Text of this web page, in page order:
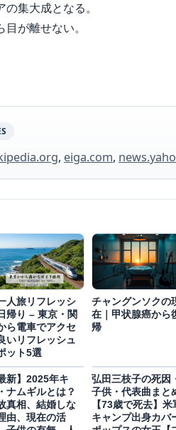
集大成となる。
が離せない。
, eiga.com,
人旅リフレッシ
帰り – 東京・関
ら電車でアクセ
いリフレッシュ
ット5選
チャングンソクの
在｜甲状腺癌から
帰
新】2025年キ
ナムギルとは？
真相、結婚しな
由、現在の活
弘田三枝子の死因
子供・代表曲まと
【73歳で死去】米
キャンプ出身カバ